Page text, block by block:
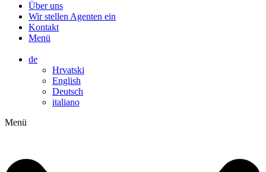
Über uns
Wir stellen Agenten ein
Kontakt
Menü
de
Hrvatski
English
Deutsch
italiano
Menü